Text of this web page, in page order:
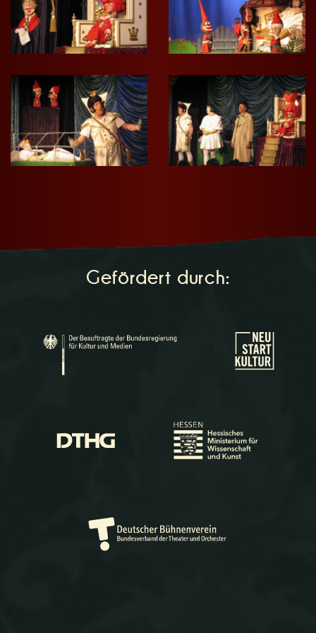
e
n
Gefördert durch: